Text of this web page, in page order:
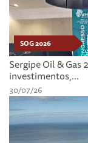
SOG 2026
Sergipe Oil & Gas
investimentos,...
30/07/26